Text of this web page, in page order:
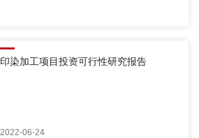
印染加工项目投资可行性研究报告
2022-06-24